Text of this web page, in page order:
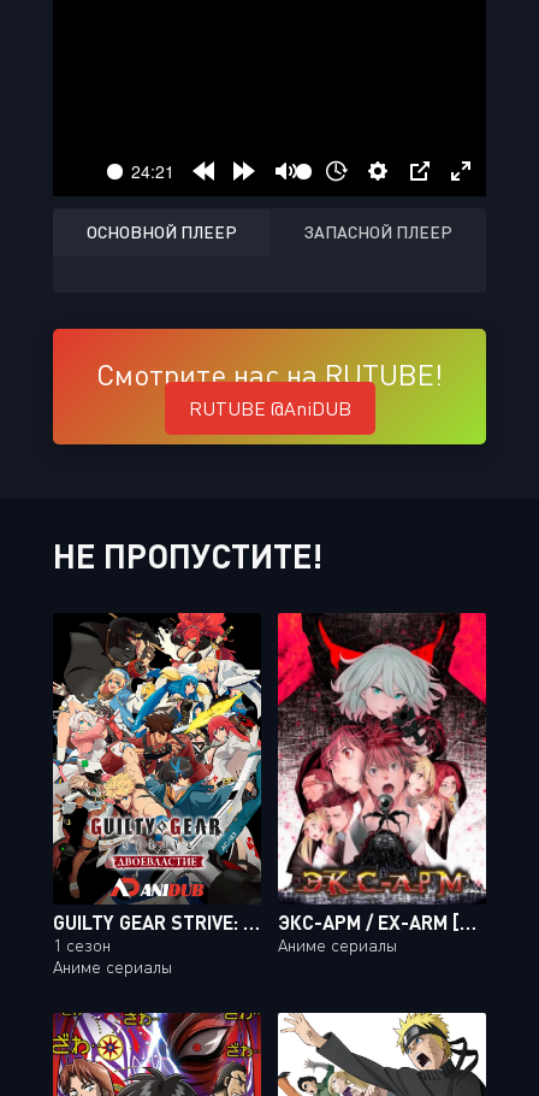
ОСНОВНОЙ ПЛЕЕР ЗАПАСНОЙ ПЛЕЕР
Смотрите нас на RUTUBE!
RUTUBE @AniDUB
НЕ ПРОПУСТИТЕ!
GUILTY GEAR STRIVE: ДВОЕВЛАСТИЕ
1 сезон
Аниме сериалы
ЭКС-АРМ / EX-ARM [12 ИЗ 12]
Аниме сериалы